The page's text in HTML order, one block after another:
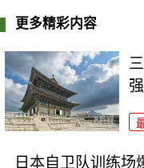
更多精彩内容
日本自卫队训练场